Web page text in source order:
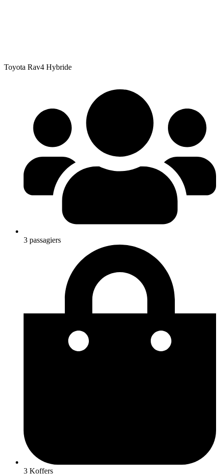
Toyota Rav4 Hybride
3 passagiers
3 Koffers